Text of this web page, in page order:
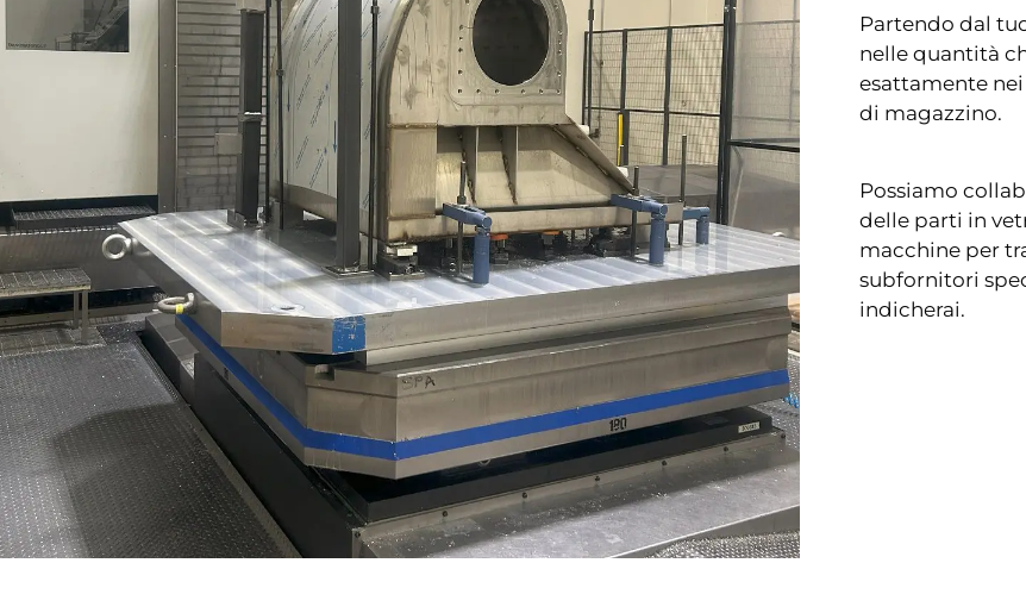
Partendo dal
nelle quantità
esattamente
di magazzino.
Possiamo
delle parti in
macchine per
subfornitori
indicherai.